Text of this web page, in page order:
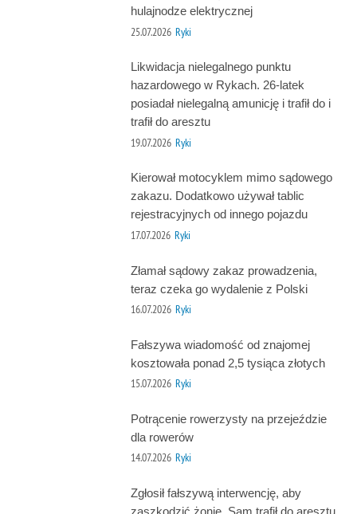
hulajnodze elektrycznej
25.07.2026 Ryki
Likwidacja nielegalnego punktu
hazardowego w Rykach. 26-latek
posiadał nielegalną amunicję i trafił do i
trafił do aresztu
19.07.2026 Ryki
Kierował motocyklem mimo sądowego
zakazu. Dodatkowo używał tablic
rejestracyjnych od innego pojazdu
17.07.2026 Ryki
Złamał sądowy zakaz prowadzenia,
teraz czeka go wydalenie z Polski
16.07.2026 Ryki
Fałszywa wiadomość od znajomej
kosztowała ponad 2,5 tysiąca złotych
15.07.2026 Ryki
Potrącenie rowerzysty na przejeździe
dla rowerów
14.07.2026 Ryki
Zgłosił fałszywą interwencję, aby
zaszkodzić żonie. Sam trafił do aresztu